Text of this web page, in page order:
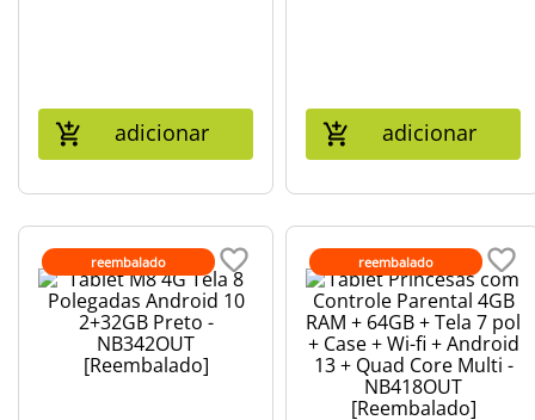
adicionar adicionar
reembalado reembalado